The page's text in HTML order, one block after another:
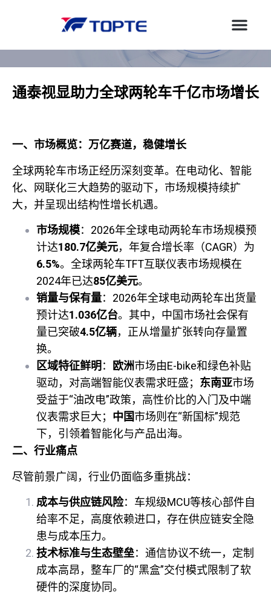
通泰视显助力全球两轮车千亿市场增长
一、市场概览：万亿赛道，稳健增长
全球两轮车市场正经历深刻变革。在电动化、智能
化、网联化三大趋势的驱动下，市场规模持续扩
大，并呈现出结构性增长机遇。
市场规模：2026年全球电动两轮车市场规模预
计达180.7亿美元，年复合增长率（CAGR）为
6.5%。全球两轮车TFT互联仪表市场规模在
2024年已达85亿美元。
销量与保有量：2026年全球电动两轮车出货量
预计达1.036亿台。其中，中国市场社会保有
量已突破4.5亿辆，正从增量扩张转向存量置
换。
区域特征鲜明 ： 欧洲市场由E-bike和绿色补贴
驱动，对高端智能仪表需求旺盛； 东南亚市场
受益于“油改电”政策，高性价比的入门及中端
仪表需求巨大； 中国市场则在“新国标”规范
下，引领着智能化与产品出海。
二、行业痛点
尽管前景广阔，行业仍面临多重挑战：
成本与供应链风险：车规级MCU等核心部件自
给率不足，高度依赖进口，存在供应链安全隐
患与成本压力。
技术标准与生态壁垒：通信协议不统一，定制
成本高昂，整车厂的“黑盒”交付模式限制了软
硬件的深度协同。